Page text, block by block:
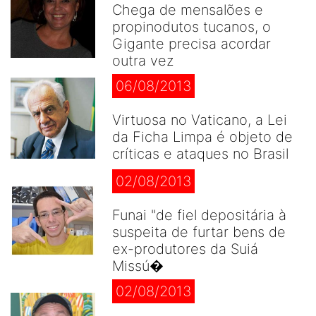
Chega de mensalões e
propinodutos tucanos, o
Gigante precisa acordar
outra vez
06/08/2013
Virtuosa no Vaticano, a Lei
da Ficha Limpa é objeto de
críticas e ataques no Brasil
02/08/2013
Funai "de fiel depositária à
suspeita de furtar bens de
ex-produtores da Suiá
Missú�
02/08/2013